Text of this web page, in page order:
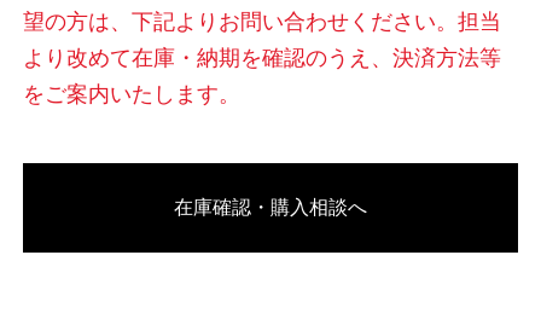
オーク/ホワイト /products/shelving-
system-s-85-2-c?variant=4658472937085630965000
望の方は、下記よりお問い合わせください。担当
より改めて在庫・納期を確認のうえ、決済方法等
をご案内いたします。
在庫確認・購入相談へ